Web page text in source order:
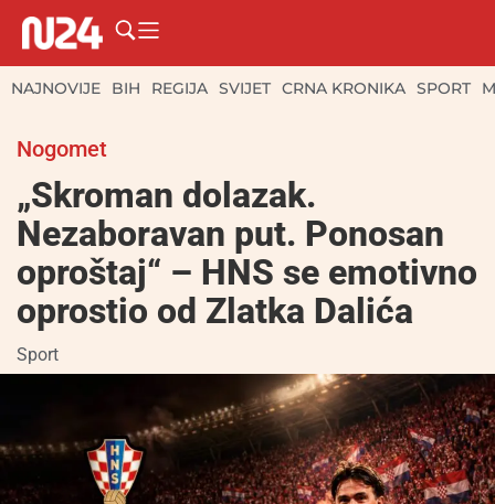
NAJNOVIJE BIH REGIJA SVIJET CRNA KRONIKA SPORT
Nogomet
„Skroman dolazak.
Nezaboravan put. Ponosan
oproštaj“ – HNS se emotivno
oprostio od Zlatka Dalića
Sport